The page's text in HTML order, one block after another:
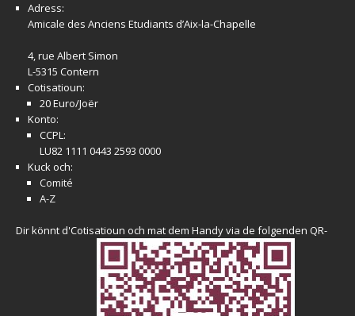
Adress:
Amicale des Anciens Etudiants d’Aix-la-Chapelle
4, rue Albert Simon
L-5315 Contern
Cotisatioun:
20 Euro/Joër
Konto:
CCPL:
LU82 1111 0443 2593 0000
Kuck och:
Comité
A-Z
Dir könnt d'Cotisatioun och mat dem Handy via de folgenden QR-